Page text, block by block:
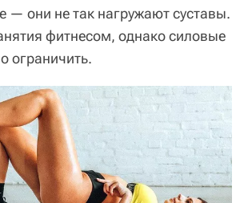
— они не так нагружают суставы.
фитнесом, однако силовые
ограничить.